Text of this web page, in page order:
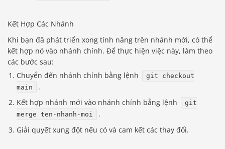
Kết Hợp Các Nhánh
Khi bạn đã phát triển xong tính năng trên nhánh mới, có thể
kết hợp nó vào nhánh chính. Để thực hiện việc này, làm theo
các bước sau:
Chuyển đến nhánh chính bằng lệnh
git checkout
main
.
Kết hợp nhánh mới vào nhánh chính bằng lệnh
git
merge ten-nhanh-moi
.
Giải quyết xung đột nếu có và cam kết các thay đổi.